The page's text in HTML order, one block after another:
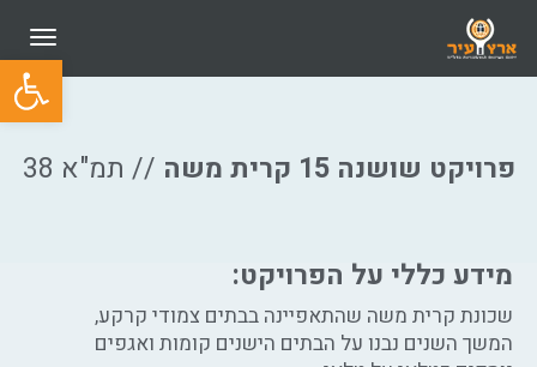
פתח
תפריט
פרויקט שושנה 15 קרית משה // תמ"א 38
מידע כללי על הפרויקט:
שכונת קרית משה שהתאפיינה בבתים צמודי קרקע,
המשך השנים נבנו על הבתים הישנים קומות ואגפים